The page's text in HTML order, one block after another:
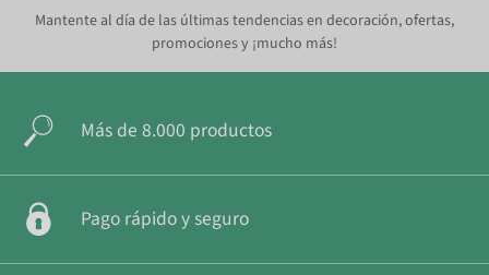
Mantente al día de las últimas tendencias en decoración, ofertas,
promociones y ¡mucho más!
Más de 8.000 productos
Pago rápido y seguro